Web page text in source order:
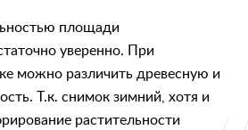
площади
уверенно. При
можно различить древесную и
Т.к. снимок зимний, хотя и
растительности